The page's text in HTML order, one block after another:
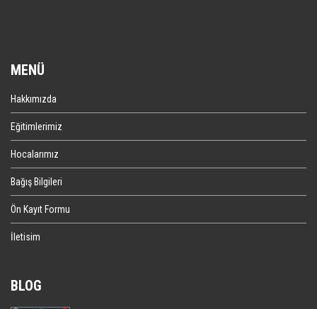
MENÜ
Hakkımızda
Eğitimlerimiz
Hocalarımız
Bağış Bilgileri
Ön Kayıt Formu
İletisim
BLOG